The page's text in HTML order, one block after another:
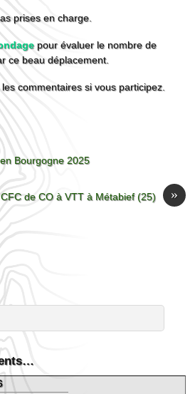
prises en charge.
pour évaluer le nombre de
ce beau déplacement.
commentaires si vous participez.
Bourgogne 2025
»
de CO à VTT à Métabief (25)